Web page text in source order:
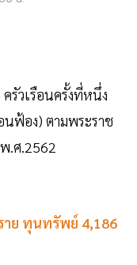
รัวเรือนครั้งที่หนึ่ง
ฟ้อง) ตามพระราช
.ศ.2562
าย ทุนทรัพย์ 4,186